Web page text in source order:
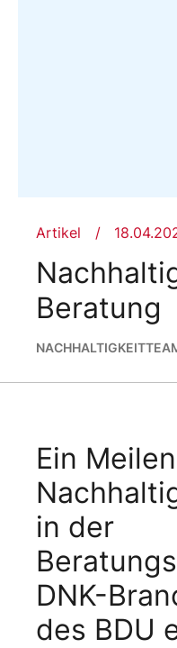
Artikel
Beratung
NACHHALTIGKEIT
Ein
in der
DNK-
des BDU